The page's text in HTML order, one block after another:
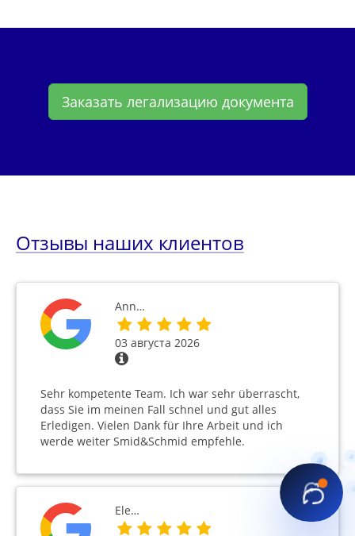
Заказать легализацию документа
Отзывы наших клиентов
Ann…
03 августа 2026
Sehr kompetente Team. Ich war sehr überrascht,
dass Sie im meinen Fall schnel und gut alles
Erledigen. Vielen Dank für Ihre Arbeit und ich
werde weiter Smid&Schmid empfehle.
Ele…